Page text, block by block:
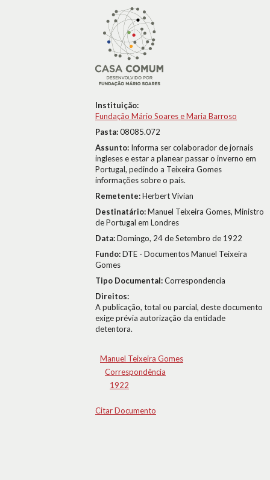
Instituição:
Fundação Mário Soares e Maria Barroso
Pasta:08085.072
Assunto: Informa ser colaborador de jornais
ingleses e estar a planear passar o inverno em
Portugal, pedindo a Teixeira Gomes
informações sobre o país.
Remetente:Herbert Vivian
Destinatário:Manuel Teixeira Gomes, Ministro
de Portugal em Londres
Data:Domingo, 24 de Setembro de 1922
Fundo:DTE - Documentos Manuel Teixeira
Gomes
Tipo Documental:Correspondencia
Direitos:
A publicação, total ou parcial, deste documento
exige prévia autorização da entidade
detentora.
Manuel Teixeira Gomes
Correspondência
1922
Citar Documento